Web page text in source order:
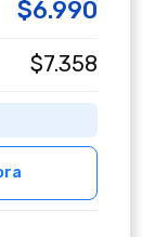
$6.990
$7.358